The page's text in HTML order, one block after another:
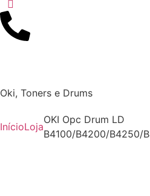
Oki, Toners e Drums
InícioLoja
OKI Opc Drum LD
B4100/B4200/B4250/